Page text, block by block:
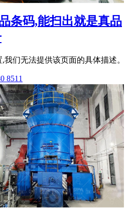
条码,能扫出就是真品
我们无法提供该页面的具体描述。
8511